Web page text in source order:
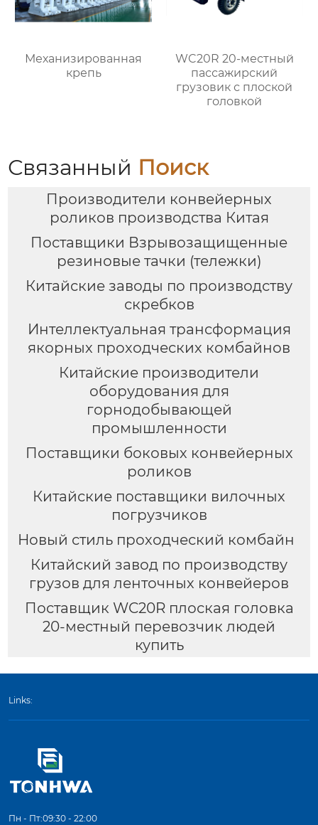
Механизированная
крепь
WC20R 20-местный
пассажирский
грузовик с плоской
головкой
Связанный Поиск
Производители конвейерных
роликов производства Китая
Поставщики Взрывозащищенные
резиновые тачки (тележки)
Китайские заводы по производству
скребков
Интеллектуальная трансформация
якорных проходческих комбайнов
Китайские производители
оборудования для
горнодобывающей
промышленности
Поставщики боковых конвейерных
роликов
Китайские поставщики вилочных
погрузчиков
Новый стиль проходческий комбайн
Китайский завод по производству
грузов для ленточных конвейеров
Поставщик WC20R плоская головка
20-местный перевозчик людей
купить
Links:
Пн - Пт:09:30 - 22:00